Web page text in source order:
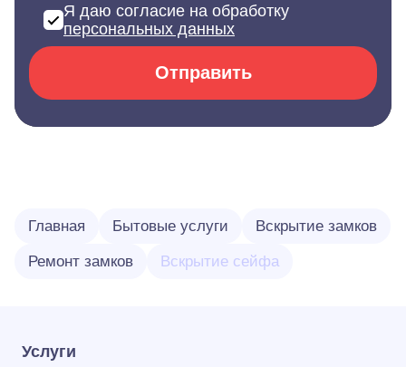
Я даю согласие на обработку
персональных данных
Отправить
Главная Бытовые услуги Вскрытие замков
Ремонт замков Вскрытие сейфа
Услуги